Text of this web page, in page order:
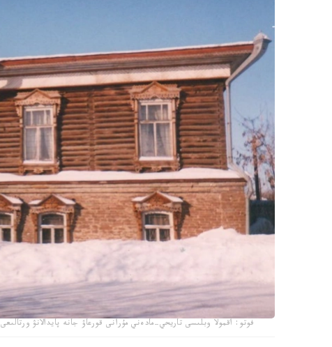
فوتو: اقمولا وبلىسى تاريحي-مادەني مۇرانى قورعاۋ جانە پايدالانۋ ورتالىعى